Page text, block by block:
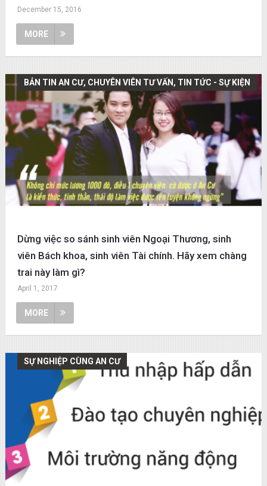
December 15, 2016
MORE
BẢN TIN AN CƯ, CHUYÊN VIÊN TƯ VẤN, TIN TỨC - SỰ KIỆN
Dừng việc so sánh sinh viên Ngoại Thương, sinh
viên Bách khoa, sinh viên Tài chính. Hãy xem chàng
trai này làm gì?
April 1, 2017
MORE
SỰ NGHIỆP CÙNG AN CƯ